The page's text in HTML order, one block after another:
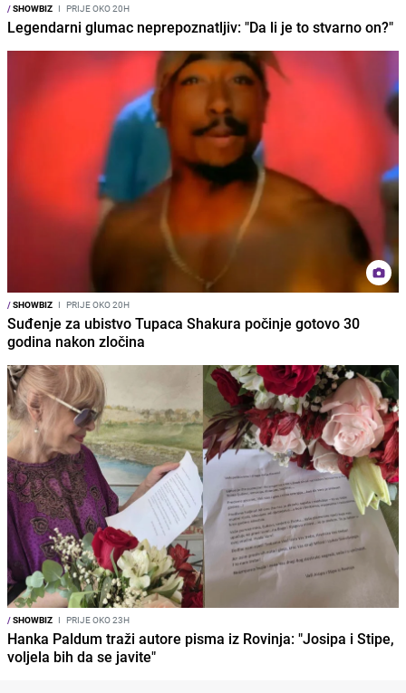
/SHOWBIZ I PRIJE OKO 20H
Legendarni glumac neprepoznatljiv: "Da li je to stvarno on?"
/SHOWBIZ I PRIJE OKO 20H
Suđenje za ubistvo Tupaca Shakura počinje gotovo 30
godina nakon zločina
/SHOWBIZ I PRIJE OKO 23H
Hanka Paldum traži autore pisma iz Rovinja: "Josipa i Stipe,
voljela bih da se javite"